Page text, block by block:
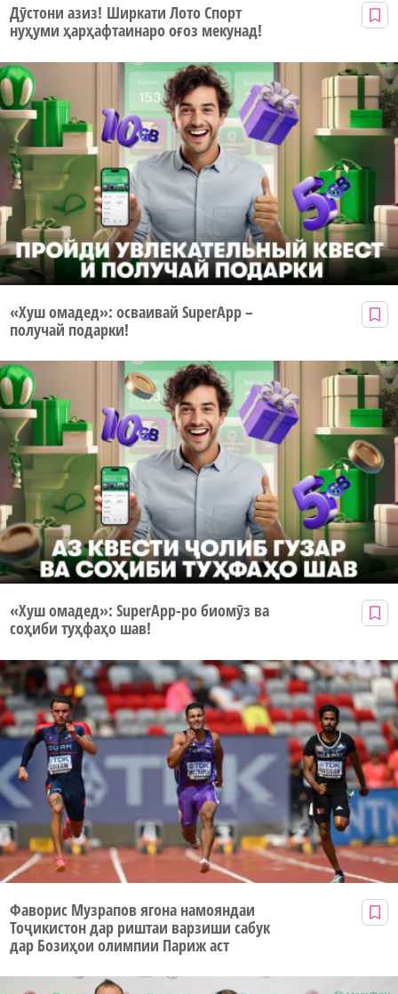
Дӯстони азиз! Ширкати Лото Спорт
нуҳуми ҳарҳафтаинаро оғоз мекунад!
«Хуш омадед»: осваивай SuperApp –
получай подарки!
«Хуш омадед»: SuperApp-ро биомӯз ва
соҳиби туҳфаҳо шав!
Фаворис Музрапов ягона намояндаи
Тоҷикистон дар риштаи варзиши сабук
дар Бозиҳои олимпии Париж аст